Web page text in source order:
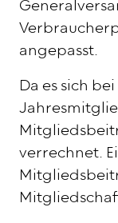
angepasst.
Da es sich
verrechnet.